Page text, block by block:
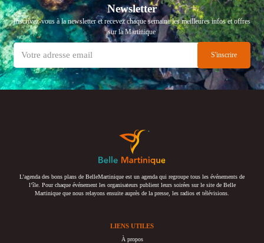
Newsletter
Inscrivez-vous à la newsletter et recevez chaque semaine les meilleures infos et offres
sur la Martinique
L’agenda des bons plans de BelleMartinique est un agenda qui regroupe tous les événements de
l’île. Pour chaque événement les organisateurs publient leurs soirées sur le site de Belle
Martinique que nous relayons ensuite auprès de la presse, les radios et télévisions.
LIENS UTILES
À propos